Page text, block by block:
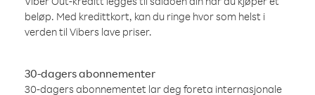
beløp. Med kredittkort, kan du ringe hvor som helst i
verden til Vibers lave priser.
30-dagers abonnementer
30-dagers abonnementet lar deg foreta internasjonale